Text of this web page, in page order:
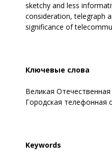
sketchy and less
consideration, telegraph
significance of
Ключевые слова
Великая
Городская телефонная
Keywords